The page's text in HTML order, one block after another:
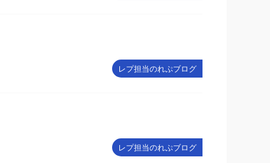
レプ担当のれぷブログ
レプ担当のれぷブログ